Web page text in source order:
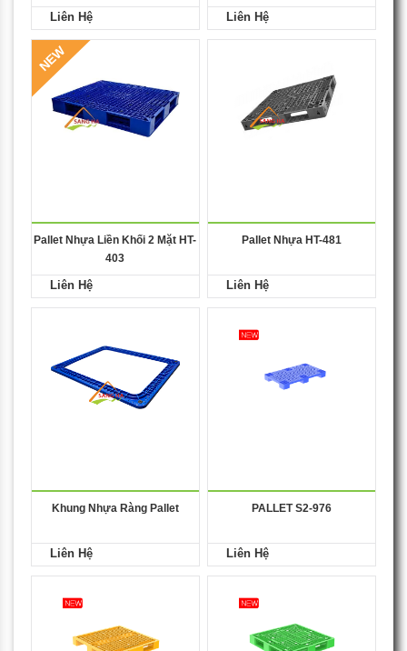
Liên Hệ Liên Hệ
NEW
Pallet Nhựa Liền Khối 2 Mặt HT-
403
Liên Hệ
Pallet Nhựa HT-481
Liên Hệ
Khung Nhựa Ràng Pallet
Liên Hệ
PALLET S2-976
Liên Hệ